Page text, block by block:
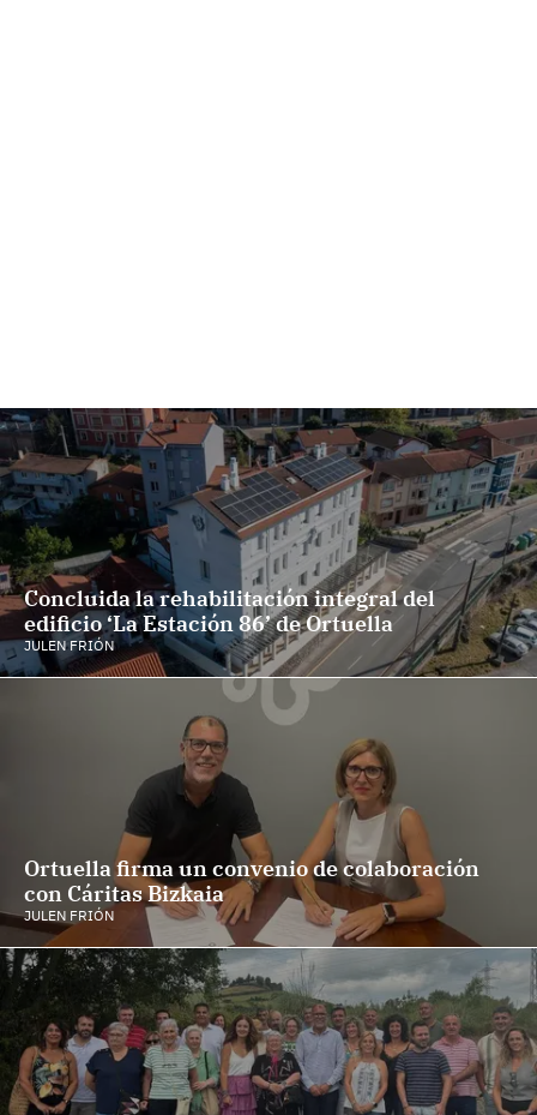
Concluida la rehabilitación integral del
edificio ‘La Estación 86’ de Ortuella
JULEN FRIÓN
Ortuella firma un convenio de colaboración
con Cáritas Bizkaia
JULEN FRIÓN